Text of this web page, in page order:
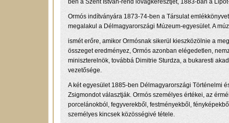
ben a Szent István-rend lovagkeresztjét, 1883-ban a
Ormós indítványára 1873-74-ben a Társulat
megalakul a Délmagyarországi Múzeum-egyesület. A
ismét erőre, amikor Ormósnak sikerül kieszközölnie a
összeget eredményez, Ormós azonban elégedetlen,
miniszterelnök, továbbá Dimitrie Sturdza, a bukaresti
vezetősége.
A két egyesület 1885-ben Délmagyarországi Történelmi
Zsigmondot választják. Ormós személyes értékei, az
porcelánokból, fegyverekből, festményekből,
személyes kincsek közösségivé tétele.